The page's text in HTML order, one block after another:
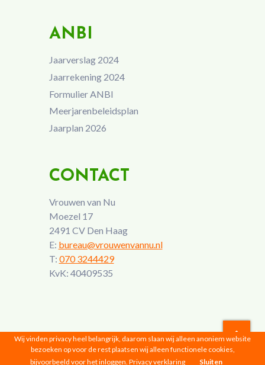
ANBI
Jaarverslag 2024
Jaarrekening 2024
Formulier ANBI
Meerjarenbeleidsplan
Jaarplan 2026
CONTACT
Vrouwen van Nu
Moezel 17
2491 CV Den Haag
E: bureau@vrouwenvannu.nl
T: 070 3244429
KvK: 40409535
Vrouwen van Nu © 2026 |Privacyverklaring
Wij vinden privacy heel belangrijk, daarom slaan wij alleen anoniem website
bezoeken op voor de rest plaatsen wij alleen functionele cookies,
bijvoorbeeld voor het inloggen. Privacy verklaring Sluiten